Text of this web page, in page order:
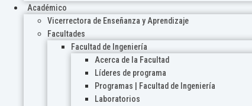
Académico
Vicerrectora de Enseñanza y Aprendizaje
Facultades
Facultad de Ingeniería
Acerca de la Facultad
Líderes de programa
Programas | Facultad de Ingeniería
Laboratorios